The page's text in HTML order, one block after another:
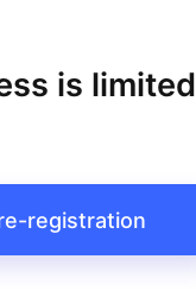
is limited
registration